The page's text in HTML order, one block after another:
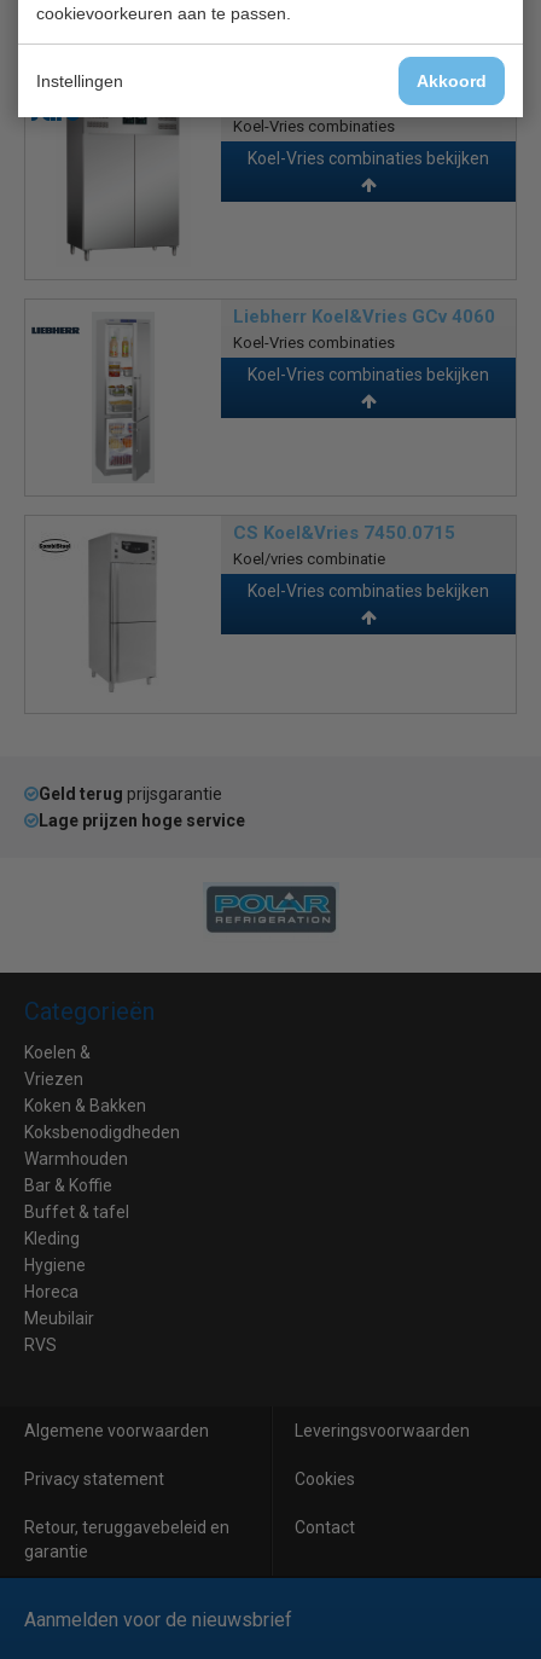
cookievoorkeuren aan te passen.
Instellingen Akkoord
Saro Koel&Vries GN 120 DTV
Koel-Vries combinaties
€ 4740,00 € 3081,00
Koel-Vries combinaties bekijken
Liebherr Koel&Vries GCv 4060
Koel-Vries combinaties
€ 2495,00 € 2171,00
Koel-Vries combinaties bekijken
CS Koel&Vries 7450.0715
Koel/vries combinatie
€ 2495,00 € 1747,00
Koel-Vries combinaties bekijken
Geld terug prijsgarantie
Lage prijzen hoge service
Categorieën
Koelen &
Vriezen
Koken & Bakken
Koksbenodigdheden
Warmhouden
Bar & Koffie
Buffet & tafel
Kleding
Hygiene
Horeca
Meubilair
RVS
Algemene voorwaarden Leveringsvoorwaarden
Privacy statement Cookies
Retour, teruggavebeleid en
garantie
Contact
Aanmelden voor de nieuwsbrief